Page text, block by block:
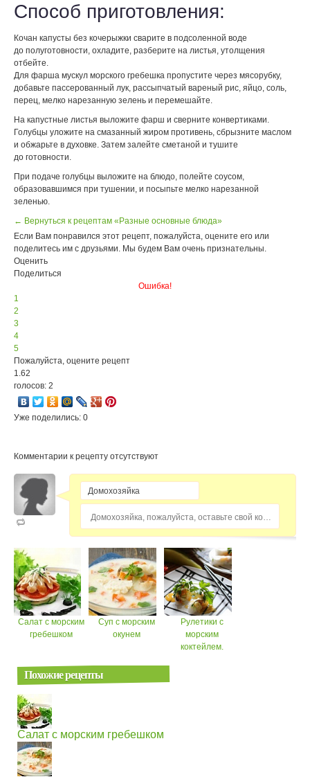
Способ приготовления:
Кочан капусты без кочерыжки сварите в подсоленной воде
до полуготовности, охладите, разберите на листья, утолщения
отбейте.
Для фарша мускул морского гребешка пропустите через мясорубку,
добавьте пассерованный лук, рассыпчатый вареный рис, яйцо, соль,
перец, мелко нарезанную зелень и перемешайте.
На капустные листья выложите фарш и сверните конвертиками.
Голубцы уложите на смазанный жиром противень, сбрызните маслом
и обжарьте в духовке. Затем залейте сметаной и тушите
до готовности.
При подаче голубцы выложите на блюдо, полейте соусом,
образовавшимся при тушении, и посыпьте мелко нарезанной
зеленью.
← Вернуться к рецептам «Разные основные блюда»
Если Вам понравился этот рецепт, пожалуйста, оцените его или
поделитесь им с друзьями. Мы будем Вам очень признательны.
Оценить
Поделиться
Ошибка!
1
2
3
4
5
Пожалуйста, оцените рецепт
1.62
голосов: 2
Уже поделились: 0
Комментарии к рецепту отсутствуют
Домохозяйка, пожалуйста, оставьте свой комментарий...
Салат с морским
гребешком
Суп с морским
окунем
Рулетики с
морским
коктейлем.
Похожие рецепты
Салат с морским гребешком